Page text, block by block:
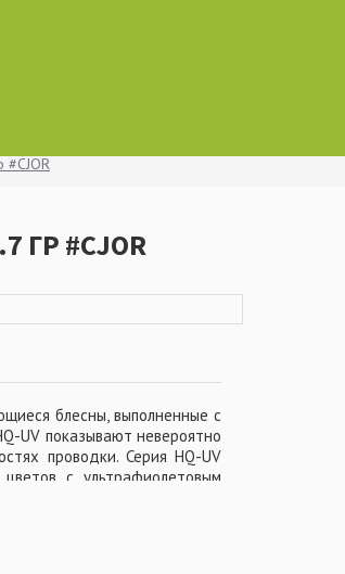
#CJOR
ГР #CJOR
блесны, выполненные с
UV показывают невероятно
проводки. Серия HQ-UV
с ультрафиолетовым